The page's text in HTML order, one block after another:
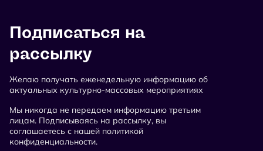
Подписаться на
рассылку
Желаю получать еженедельную информацию об
актуальных культурно-массовых мероприятиях
Мы никогда не передаем информацию третьим
лицам. Подписываясь на рассылку, вы
соглашаетесь с нашей политикой
конфиденциальности.